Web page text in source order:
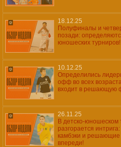
18.12.25
Полуфиналы и
позади:
юношеских турниров!
10.12.25
Определились
офф во всех
входит в решающую
26.11.25
В детско-юношеском
разгорается
камбэки и решающие
впереди!